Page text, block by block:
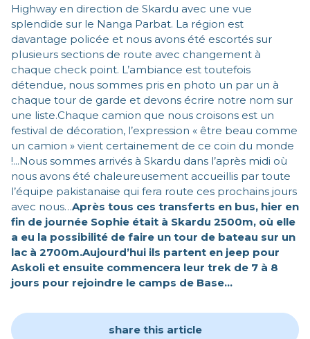
Highway en direction de Skardu avec une vue
splendide sur le Nanga Parbat. La région est
davantage policée et nous avons été escortés sur
plusieurs sections de route avec changement à
chaque check point. L’ambiance est toutefois
détendue, nous sommes pris en photo un par un à
chaque tour de garde et devons écrire notre nom sur
une liste.Chaque camion que nous croisons est un
festival de décoration, l’expression « être beau comme
un camion » vient certainement de ce coin du monde
!...Nous sommes arrivés à Skardu dans l’après midi où
nous avons été chaleureusement accueillis par toute
l’équipe pakistanaise qui fera route ces prochains jours
avec nous…Après tous ces transferts en bus, hier en
fin de journée Sophie était à Skardu 2500m, où elle
a eu la possibilité de faire un tour de bateau sur un
lac à 2700m.Aujourd’hui ils partent en jeep pour
Askoli et ensuite commencera leur trek de 7 à 8
jours pour rejoindre le camps de Base…
share this article